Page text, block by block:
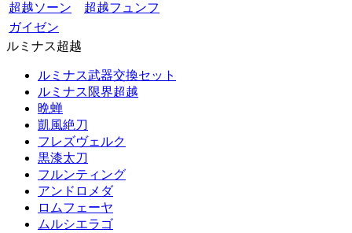
超越ソーン
超越フュンフ
ガイゼン
ルミナス超越
ルミナス武器交換セット
ルミナス限界超越
晩蝉
凱風絶刀
フレズヴェルク
黒漆太刀
フルンティング
アンドロメダ
ロムフェーヤ
ムルシエラゴ